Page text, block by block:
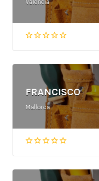
Valencia
FRANCISCO
Mallorca